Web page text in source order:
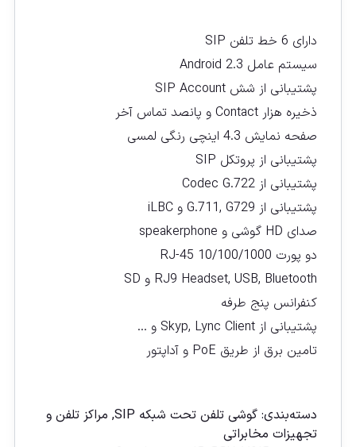
دارای 6 خط تلفن SIP
سیستم عامل Android 2.3
پشتیبانی از شش SIP Account
ذخیره هزار Contact و پانصد تماس آخر
صفحه نمایش 4.3 اینچی رنگی لمسی
پشتیبانی از پروتکل SIP
پشتیبانی از Codec G.722
پشتیبانی از G.711, G729 و iLBC
صدای HD گوشی و speakerphone
دو پورت RJ-45 10/100/1000
RJ9 Headset, USB, Bluetooth و SD
کنفرانس پنج طرفه
پشتیبانی از Skyp, Lync Client و …
تامین برق از طریق PoE و آداپتور
دسته‌بندی: گوشی تلفن تحت شبكه SIP , مراکز تلفن و
تجهیزات مخابراتی